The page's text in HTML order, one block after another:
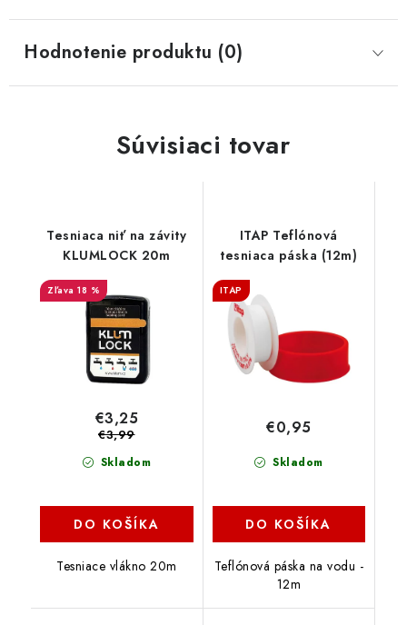
Hodnotenie produktu (0)
Súvisiaci tovar
Tesniaca niť na závity
KLUMLOCK 20m
18 %
Skladom
€3,25
€3,99
DO KOŠÍKA
Tesniace vlákno 20m
ITAP Teflónová
tesniaca páska (12m)
ITAP
Skladom
€0,95
DO KOŠÍKA
Teflónová páska na vodu -
12m